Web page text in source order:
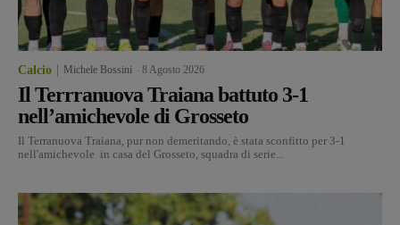
Calcio Michele Bossini 8 Agosto 2026
Il Terrranuova Traiana battuto 3-1
nell’amichevole di Grosseto
Il Terranuova Traiana, pur non demeritando, è stata sconfitto per 3-1
nell'amichevole in casa del Grosseto, squadra di serie...